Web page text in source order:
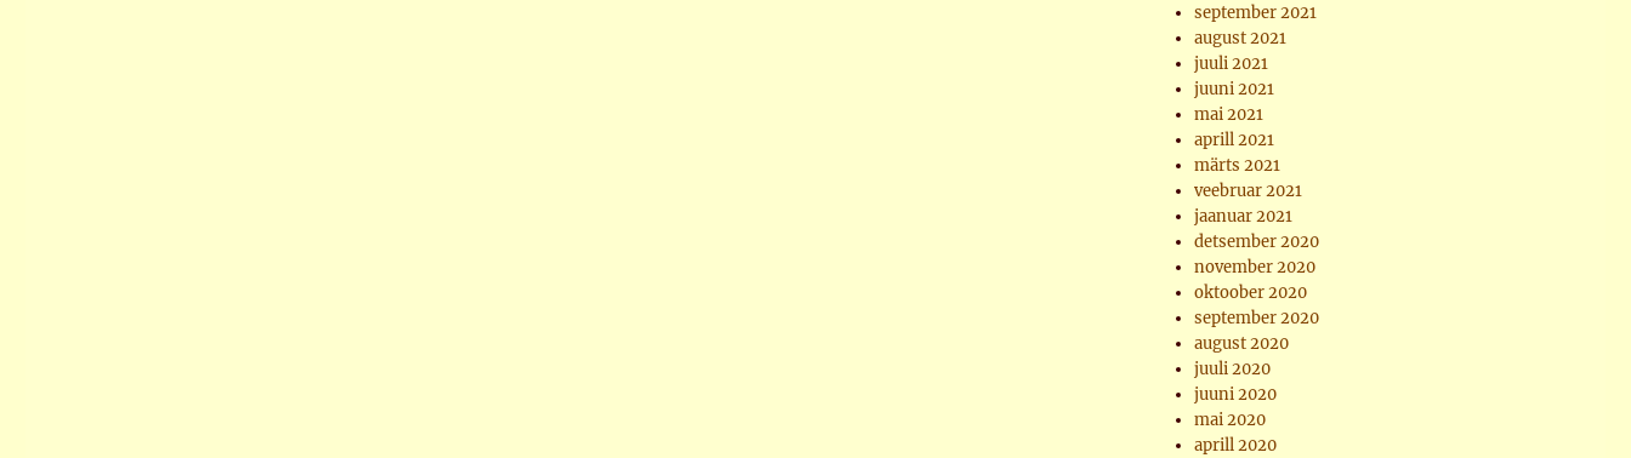
september 2021
august 2021
juuli 2021
juuni 2021
mai 2021
aprill 2021
märts 2021
veebruar 2021
jaanuar 2021
detsember 2020
november 2020
oktoober 2020
september 2020
august 2020
juuli 2020
juuni 2020
mai 2020
aprill 2020